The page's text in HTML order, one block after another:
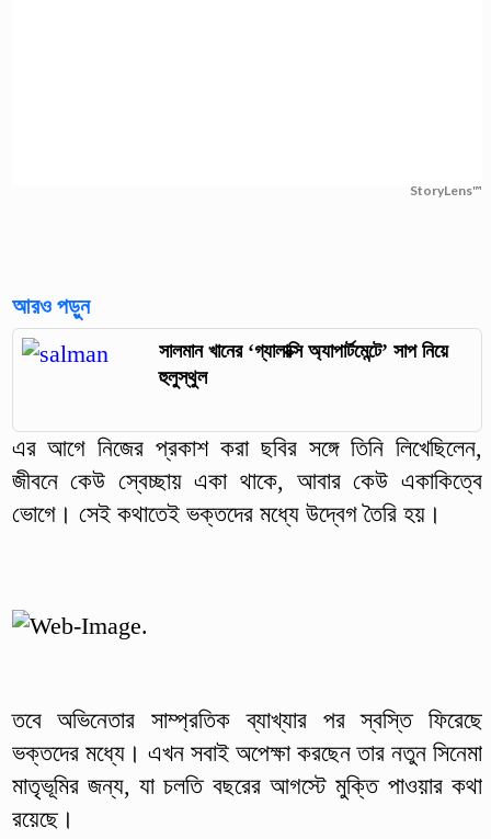
StoryLens™
আরও পড়ুন
সালমান খানের ‘গ্যালাক্সি অ্যাপার্টমেন্টে’ সাপ নিয়ে
হুলুস্থুল
এর আগে নিজের প্রকাশ করা ছবির সঙ্গে তিনি লিখেছিলেন,
জীবনে কেউ স্বেচ্ছায় একা থাকে, আবার কেউ একাকিত্বে
ভোগে। সেই কথাতেই ভক্তদের মধ্যে উদ্বেগ তৈরি হয়।
তবে অভিনেতার সাম্প্রতিক ব্যাখ্যার পর স্বস্তি ফিরেছে
ভক্তদের মধ্যে। এখন সবাই অপেক্ষা করছেন তার নতুন সিনেমা
মাতৃভূমির জন্য, যা চলতি বছরের আগস্টে মুক্তি পাওয়ার কথা
রয়েছে।